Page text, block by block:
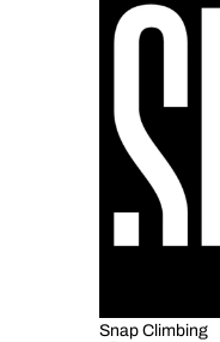
Snap Climbing